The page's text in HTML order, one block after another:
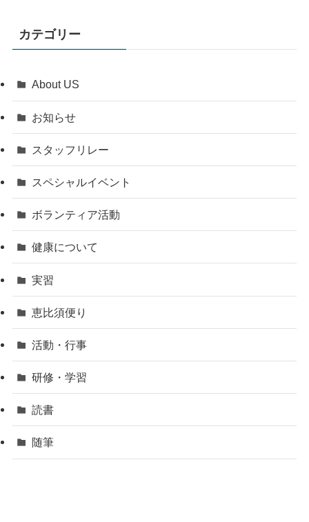
カテゴリー
About US
お知らせ
スタッフリレー
スペシャルイベント
ボランティア活動
健康について
実習
恵比須便り
活動・行事
研修・学習
読書
随筆